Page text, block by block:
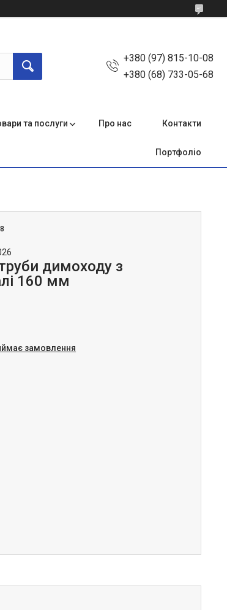
+380 (97) 815-10-08
+380 (68) 733-05-68
та послуги Про нас Контакти
Портфоліо
димоходу з
160 мм
замовлення